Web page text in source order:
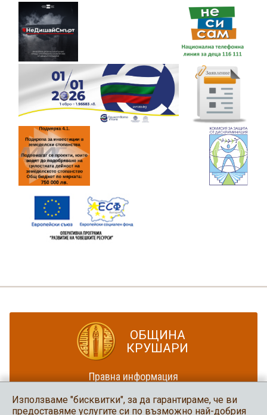
ОБЩИНА
КРУШАРИ
Правна информация
Карта на сайта
Използваме "бисквитки", за да гарантираме, че ви
предоставяме услугите си по възможно най-добрия